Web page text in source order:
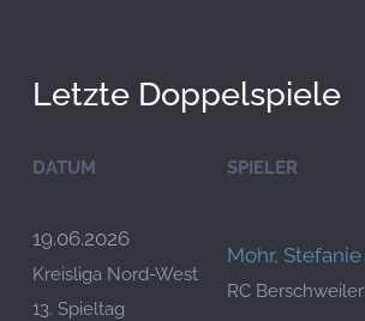
Letzte Doppelspiele
DATUM SPIELER
19.06.2026
Kreisliga Nord-West
13. Spieltag
Mohr, Stefanie
RC Berschweiler